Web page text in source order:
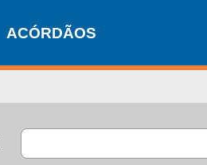
ACÓRDÃOS